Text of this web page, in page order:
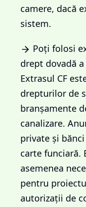
camere, dacă
sistem.
Poți folosi
drept dovadă
Extrasul CF
drepturilor de
branșamente
canalizare.
private și
carte funciară.
asemenea
pentru
autorizații de